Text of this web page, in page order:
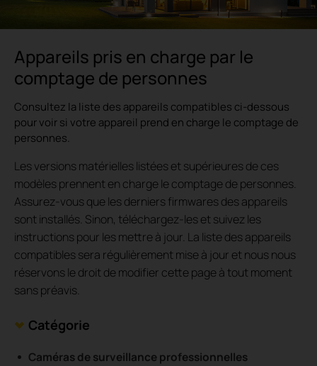
Appareils pris en charge par le
comptage de personnes
Consultez la liste des appareils compatibles ci-dessous
pour voir si votre appareil prend en charge le comptage de
personnes.
Les versions matérielles listées et supérieures de ces
modèles prennent en charge le comptage de personnes.
Assurez-vous que les derniers firmwares des appareils
sont installés. Sinon, téléchargez-les et suivez les
instructions pour les mettre à jour. La liste des appareils
compatibles sera régulièrement mise à jour et nous nous
réservons le droit de modifier cette page à tout moment
sans préavis.
Catégorie
Caméras de surveillance professionnelles